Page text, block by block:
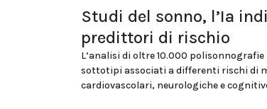
Studi del sonno, l’Ia
predittori di rischio
L’analisi di oltre 10.000
sottotipi associati a differenti rischi di
cardiovascolari, neurologiche e